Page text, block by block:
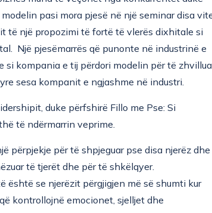
mund të veçohet nga konkurrentët duke
pasi mora pjesë në një seminar disa vite
të një propozimi të fortë të vlerës dixhitale si
Një pjesëmarrës që punonte në industrinë e
si kompania e tij përdori modelin për të zhvilluar
sesa kompanit e ngjashme në industri.
duke përfshirë Fillo me Pse: Si
të ndërmarrin veprime.
përpjekje për të shpjeguar pse disa njerëz dhe
të tjerët dhe për të shkëlqyer.
është se njerëzit përgjigjen më së shumti kur
kontrollojnë emocionet, sjelljet dhe